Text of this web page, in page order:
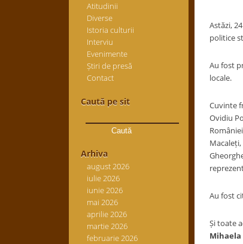
Atitudinii
Diverse
Istoria culturii
Interviu
Evenimente
Știri de presă
Contact
Caută pe sit
după:
Arhiva
august 2026
iulie 2026
iunie 2026
mai 2026
aprilie 2026
martie 2026
februarie 2026
Astăzi,
politice
Au fost
locale.
Cuvinte
Ovidiu
Au fost
Și toate
Mihaela